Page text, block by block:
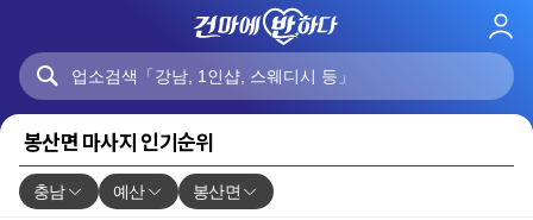
로
봉산면 마사지 인기순위
충남 예산 봉산면